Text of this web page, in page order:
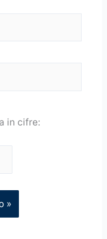
in cifre: